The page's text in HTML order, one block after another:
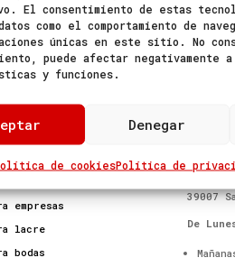
El consentimiento de estas
como el comportamiento de
únicas en este sitio. No
puede afectar negativamente
y funciones.
Denegar
de cookiesPolítica de

empresas
lacre
bodas
39007
De